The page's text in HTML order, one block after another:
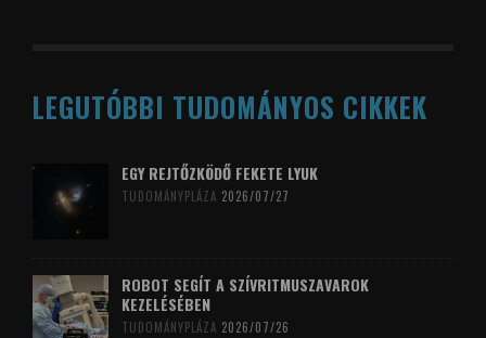
LEGUTÓBBI TUDOMÁNYOS CIKKEK
EGY REJTŐZKÖDŐ FEKETE LYUK
TUDOMÁNYPLÁZA 2026/07/27
ROBOT SEGÍT A SZÍVRITMUSZAVAROK
KEZELÉSÉBEN
TUDOMÁNYPLÁZA 2026/07/26